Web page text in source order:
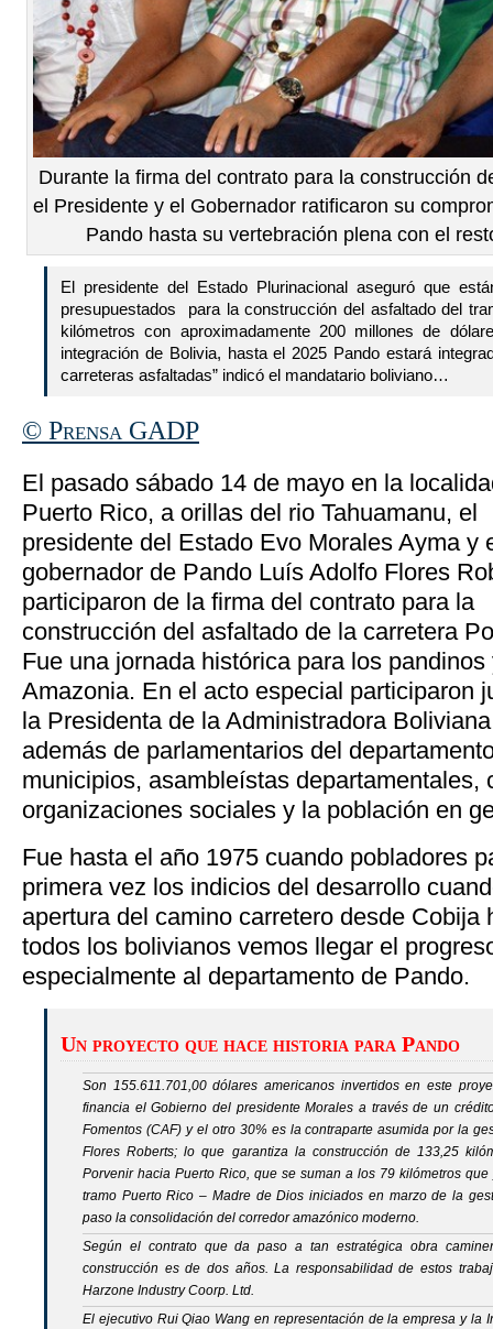
Durante la firma del contrato para la construcción
el Presidente y el Gobernador ratificaron su
Pando hasta su vertebración plena con el
El presidente del Estado Plurinacional aseguró que
presupuestados para la construcción del asfaltado del
kilómetros con aproximadamente 200 millones de
integración de Bolivia, hasta el 2025 Pando estará
carreteras asfaltadas” indicó el mandatario boliviano…
© Prensa GADP
El pasado sábado 14 de mayo en la
Puerto Rico, a orillas del rio Tahuamanu, el
presidente del Estado Evo Morales Ayma y
gobernador de Pando Luís Adolfo Flores
participaron de la firma del contrato para la
construcción del asfaltado de la carretera
Fue una jornada histórica para los
Amazonia. En el acto especial participaron
la Presidenta de la Administradora
además de parlamentarios del
municipios, asambleístas departamentales,
organizaciones sociales y la población en
Fue hasta el año 1975 cuando pobladores
primera vez los indicios del desarrollo
apertura del camino carretero desde Cobija
todos los bolivianos vemos llegar el
especialmente al departamento de Pando.
Un proyecto que hace historia para Pando
Son 155.611.701,00 dólares americanos invertidos en este
financia el Gobierno del presidente Morales a través de un
Fomentos (CAF) y el otro 30% es la contraparte asumida por la
Flores Roberts; lo que garantiza la construcción de 133,25
Porvenir hacia Puerto Rico, que se suman a los 79 kilómetros
tramo Puerto Rico – Madre de Dios iniciados en marzo de la
paso la consolidación del corredor amazónico moderno.
Según el contrato que da paso a tan estratégica obra
construcción es de dos años. La responsabilidad de estos
Harzone Industry Coorp. Ltd.
El ejecutivo Rui Qiao Wang en representación de la empresa y la